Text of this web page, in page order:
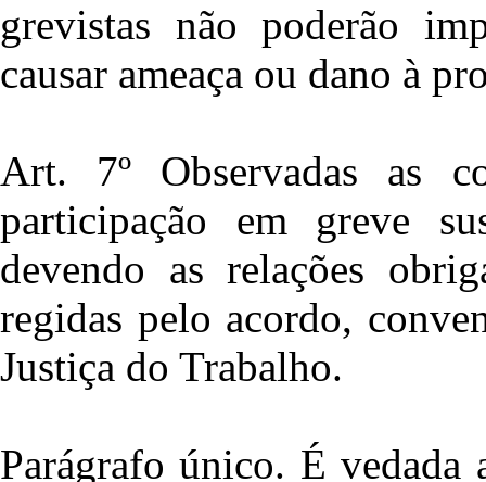
grevistas não poderão
causar ameaça ou dano à
Art. 7º Observadas as
participação em greve
devendo as relações
regidas pelo acordo,
Justiça do Trabalho.
Parágrafo único. É vedada